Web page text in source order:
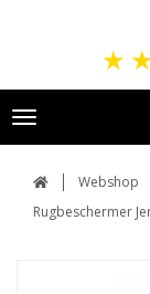
★
Toggle
navigation
Webshop
Rugbeschermer